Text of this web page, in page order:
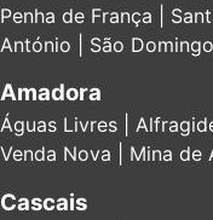
Penha de França |
António | São
Amadora
Águas Livres |
Venda Nova | Mina de
Cascais